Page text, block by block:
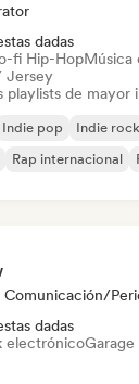
dadas
fi Hip-HopMúsica
Jersey
playlists de mayor
Indie pop Indie rock
Rap internacional
Comunicación/
dadas
electrónico